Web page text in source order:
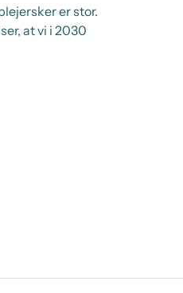
er stor.
at vi i 2030